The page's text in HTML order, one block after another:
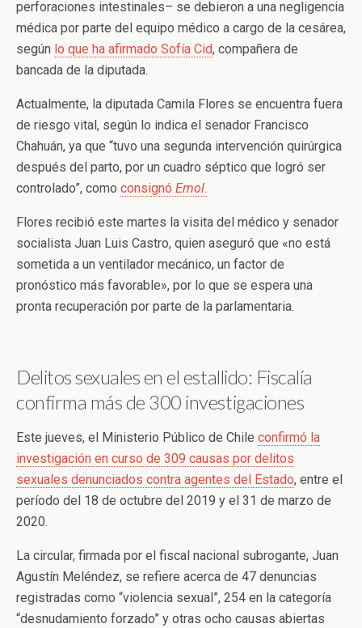
perforaciones intestinales– se debieron a una negligencia
médica por parte del equipo médico a cargo de la cesárea,
según lo que ha afirmado Sofía Cid, compañera de
bancada de la diputada.
Actualmente, la diputada Camila Flores se encuentra fuera
de riesgo vital, según lo indica el senador Francisco
Chahuán, ya que “tuvo una segunda intervención quirúrgica
después del parto, por un cuadro séptico que logró ser
controlado”, como consignó Emol.
Flores recibió este martes la visita del médico y senador
socialista Juan Luis Castro, quien aseguró que «no está
sometida a un ventilador mecánico, un factor de
pronóstico más favorable», por lo que se espera una
pronta recuperación por parte de la parlamentaria.
Delitos sexuales en el estallido: Fiscalía
confirma más de 300 investigaciones
Este jueves, el Ministerio Público de Chile confirmó la
investigación en curso de 309 causas por delitos
sexuales denunciados contra agentes del Estado, entre el
período del 18 de octubre del 2019 y el 31 de marzo de
2020.
La circular, firmada por el fiscal nacional subrogante, Juan
Agustín Meléndez, se refiere acerca de 47 denuncias
registradas como “violencia sexual”, 254 en la categoría
“desnudamiento forzado” y otras ocho causas abiertas